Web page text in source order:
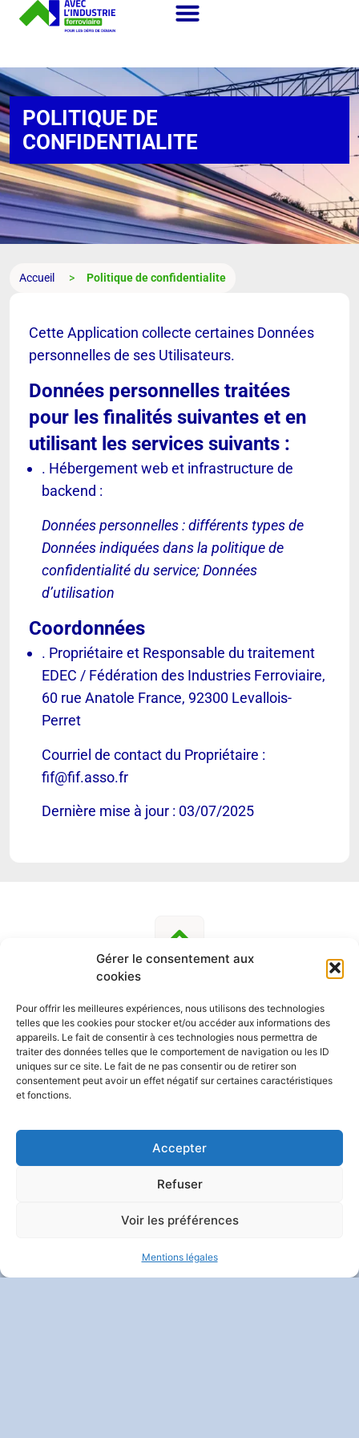
Gérer le consentement aux
cookies
Pour offrir les meilleures expériences, nous utilisons des technologies
telles que les cookies pour stocker et/ou accéder aux informations des
appareils. Le fait de consentir à ces technologies nous permettra de
traiter des données telles que le comportement de navigation ou les ID
uniques sur ce site. Le fait de ne pas consentir ou de retirer son
consentement peut avoir un effet négatif sur certaines caractéristiques
et fonctions.
Accepter
Refuser
Voir les préférences
Mentions légales
POLITIQUE DE
CONFIDENTIALITE
Accueil Politique de confidentialite
Cette Application collecte certaines Données
personnelles de ses Utilisateurs.
Données personnelles traitées
pour les finalités suivantes et en
utilisant les services suivants :
. Hébergement web et infrastructure de
backend :
Données personnelles : différents types de
Données indiquées dans la politique de
confidentialité du service; Données
d’utilisation
Coordonnées
. Propriétaire et Responsable du traitement
EDEC / Fédération des Industries Ferroviaire,
60 rue Anatole France, 92300 Levallois-
Perret
Courriel de contact du Propriétaire :
fif@fif.asso.fr
Dernière mise à jour : 03/07/2025
SUIVEZ-NOUS
Et Vie Privée| Crédits :Codixis